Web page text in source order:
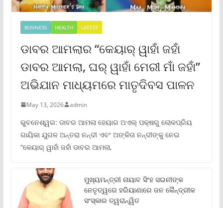
BUSINESS HEALTH LATEST
ଡାବର ଆମଲାର “କେୟାର୍ ୱାହାଁ ଜହାଁ
ଡାବର ଆମଲା, ଘର୍ ୱାହାଁ ମେରୀ ମାଁ ଜହାଁ”
ଅଭିଯାନ ମାଧ୍ୟମରେ ମାତୃଦିବସ ପାଳନ
May 13, 2026 admin
ଭୁବନେଶ୍ୱର: ଡାବର ଆମଲା ହେୟାର ଅଏଲ୍ ପକ୍ଷରୁ ଲୋକପ୍ରିୟ
ଗାୟିକା ଯୁଗଳ ଅନ୍ତରା ନନ୍ଦୀ ଏବଂ ଅଙ୍କିତା ନନ୍ଦୀଙ୍କୁ ନେଇ
“କେୟାର୍ ୱାହାଁ ଜହାଁ ଡାବର ଆମଲା,
ମୁଖ୍ୟମନ୍ତ୍ରୀ ନାୟାବ ସିଂହ ସଇନୀଙ୍କ
ନେତୃତ୍ୱରେ ହରିୟାଣାରେ ଜନ କୈନ୍ଦ୍ରୀକ
ସଂସ୍କାର ତ୍ୱରାନ୍ୱିତ